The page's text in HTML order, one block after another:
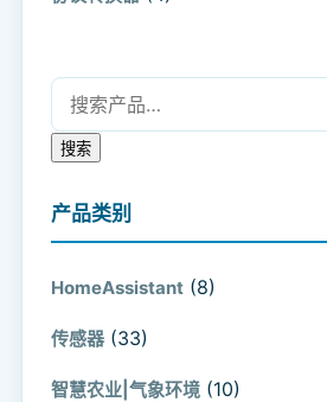
搜索：
搜索
产品类别
HomeAssistant (8)
传感器 (33)
智慧农业|气象环境 (10)